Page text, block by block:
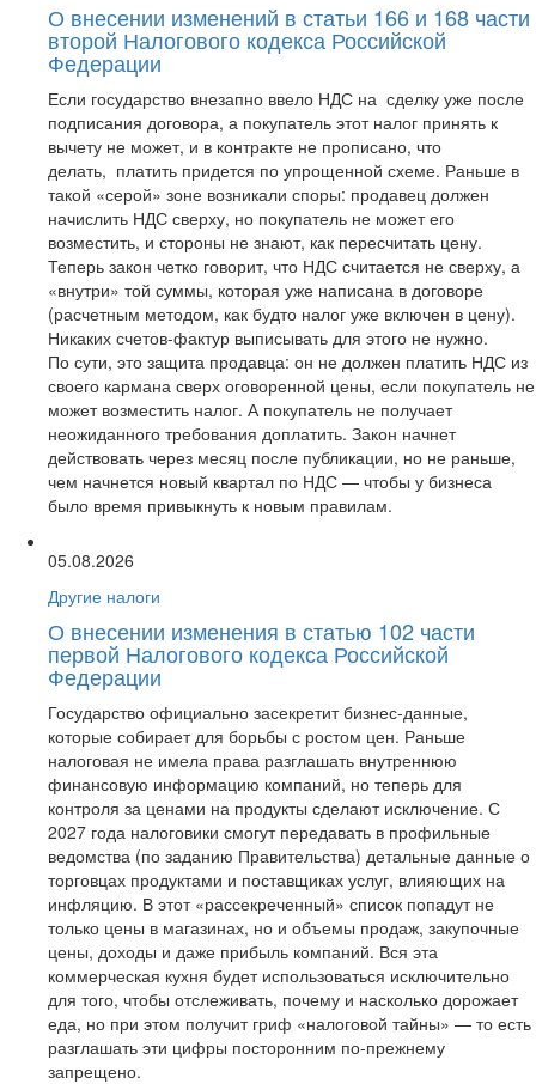
О внесении изменений в статьи 166 и 168 части
второй Налогового кодекса Российской
Федерации
Если государство внезапно ввело НДС на сделку уже после
подписания договора, а покупатель этот налог принять к
вычету не может, и в контракте не прописано, что
делать, платить придется по упрощенной схеме. Раньше в
такой «серой» зоне возникали споры: продавец должен
начислить НДС сверху, но покупатель не может его
возместить, и стороны не знают, как пересчитать цену.
Теперь закон четко говорит, что НДС считается не сверху, а
«внутри» той суммы, которая уже написана в договоре
(расчетным методом, как будто налог уже включен в цену).
Никаких счетов-фактур выписывать для этого не нужно.
По сути, это защита продавца: он не должен платить НДС из
своего кармана сверх оговоренной цены, если покупатель не
может возместить налог. А покупатель не получает
неожиданного требования доплатить. Закон начнет
действовать через месяц после публикации, но не раньше,
чем начнется новый квартал по НДС — чтобы у бизнеса
было время привыкнуть к новым правилам.
05.08.2026
Другие налоги
О внесении изменения в статью 102 части
первой Налогового кодекса Российской
Федерации
Государство официально засекретит бизнес-данные,
которые собирает для борьбы с ростом цен. Раньше
налоговая не имела права разглашать внутреннюю
финансовую информацию компаний, но теперь для
контроля за ценами на продукты сделают исключение. С
2027 года налоговики смогут передавать в профильные
ведомства (по заданию Правительства) детальные данные о
торговцах продуктами и поставщиках услуг, влияющих на
инфляцию. В этот «рассекреченный» список попадут не
только цены в магазинах, но и объемы продаж, закупочные
цены, доходы и даже прибыль компаний. Вся эта
коммерческая кухня будет использоваться исключительно
для того, чтобы отслеживать, почему и насколько дорожает
еда, но при этом получит гриф «налоговой тайны» — то есть
разглашать эти цифры посторонним по-прежнему
запрещено.